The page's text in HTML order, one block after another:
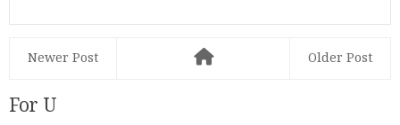
Newer Post Older Post
For U